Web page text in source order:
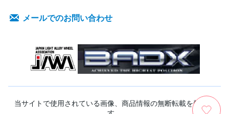
メールでのお問い合わせ
当サイトで使用されている画像、商品情報の無断転載を禁じま